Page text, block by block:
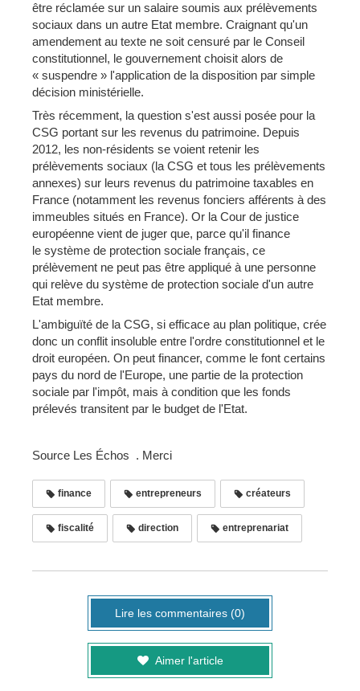
être réclamée sur un salaire soumis aux prélèvements
sociaux dans un autre Etat membre. Craignant qu'un
amendement au texte ne soit censuré par le Conseil
constitutionnel, le gouvernement choisit alors de
« suspendre » l'application de la disposition par simple
décision ministérielle.
Très récemment, la question s'est aussi posée pour la
CSG portant sur les revenus du patrimoine. Depuis
2012, les non-résidents se voient retenir les
prélèvements sociaux (la CSG et tous les prélèvements
annexes) sur leurs revenus du patrimoine taxables en
France (notamment les revenus fonciers afférents à des
immeubles situés en France). Or la Cour de justice
européenne vient de juger que, parce qu'il finance
le système de protection sociale français, ce
prélèvement ne peut pas être appliqué à une personne
qui relève du système de protection sociale d'un autre
Etat membre.
L'ambiguïté de la CSG, si efficace au plan politique, crée
donc un conflit insoluble entre l'ordre constitutionnel et le
droit européen. On peut financer, comme le font certains
pays du nord de l'Europe, une partie de la protection
sociale par l'impôt, mais à condition que les fonds
prélevés transitent par le budget de l'Etat.
Source Les Échos . Merci
finance entrepreneurs créateurs
fiscalité direction entreprenariat
Lire les commentaires (0)
Aimer l'article